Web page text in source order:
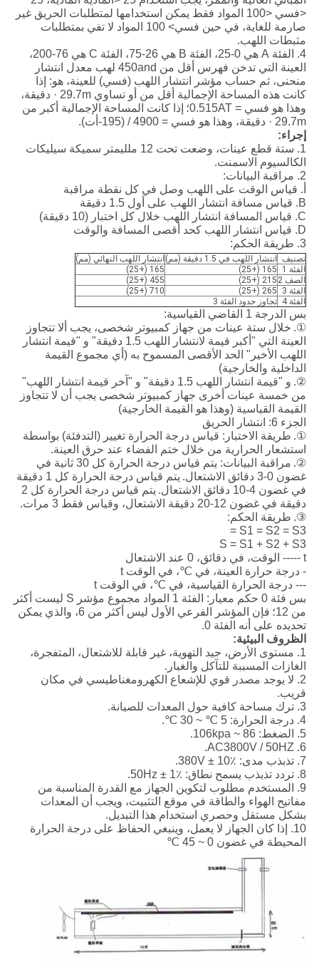
<فسي <100 المواد فقط يمكن استخدامها لمتطلبات الحريق غير
صارمة للغاية، في حين فسي> 100 المواد لا تفي بمتطلبات
مثبطات اللهب.
4. الفئة A هي 0-25، الفئة B هي 26-75، الفئة C هي 76-200،
العينة التي تدخن فهرس أقل من 450and لهب معدل انتشار
منحنى، ثم حساب مؤشر انتشار اللهب (فسي) للعينة، هو: إذا
كانت هذه المساحة الإجمالية أقل من أو تساوي 29.7m · دقيقة،
وهذا هو فسي = 0.515AT؛
إذا كانت المساحة الإجمالية أكبر من
29.7m · دقيقة، وهذا هو فسي = 4900 / (195-أت).
إجراء:
1. ستة قطع عينات، وضعت تحت 12 ملليمتر سميكة سيليكات
الكالسيوم الاسمنت.
2. مراقبة البيانات:
أ. قياس الوقت على اللهب وصل في كل نقطة مراقبة
B. قياس مسافة انتشار اللهب على أول 1.5 دقيقة
C. قياس المسافة انتشار اللهب خلال كل اختبار (10 دقيقة)
D. قياس انتشار اللهب كحد أقصى المسافة والوقت
3. طريقة الحكم:
تصنيف انتشار اللهب في 1.5 دقيقة (مم)
انتشار اللهب النهائي (مم)
الفئة 1
165 (+25)
165 (+25)
الصف 2
215 (+25)
455 (+25)
الفئة 3
265 (+25)
710 (+25)
الفئة 4
تجاوز حدود الفئة 3
بس الدرجة 1 القاضي القياسية:
①. خلال ستة عينات من جهاز كمبيوتر شخصى، يجب ألا تتجاوز
العينة التي "أكبر قيمة لانتشار اللهب 1.5 دقيقة" و "قيمة انتشار
اللهب الأخير" الحد الأقصى المسموح به (أي مجموع القيمة
الداخلية والخارجية)
②.
و "قيمة انتشار اللهب 1.5 دقيقة" و "آخر قيمة انتشار اللهب"
من خمسة عينات أخرى جهاز كمبيوتر شخصى يجب أن لا تتجاوز
القيمة القياسية (وهذا هو القيمة الخارجية)
الجزء 6: انتشار الحريق
①. طريقة الاختبار: قياس درجة الحرارة تغيير (التدفئة) بواسطة
استشعار الحرارية من خلال ختم الفضاء عند حرق العينة.
②.
مراقبة البيانات: يتم قياس درجة الحرارة كل 30 ثانية في
غضون 0-3 دقائق الاشتعال.
يتم قياس درجة الحرارة كل 1 دقيقة
في غضون 4-10 دقائق الاشتعال.
يتم قياس درجة الحرارة كل 2
دقيقة في غضون 12-20 دقيقة الاشتعال، وقياس فقط 3 مرات.
③. طريقة الحكم:
S1 = S2 = S3 =
S = S1 + S2 + S3
t ----- الوقت، في دقائق، 0 عند الاشتعال
- درجة حرارة العينة، في ℃، في الوقت t
--- درجة الحرارة القياسية، في ℃، في الوقت t
بس فئة 0 حكم معيار: الفئة 1 المواد مجموع مؤشر S ليست أكثر
من 12؛
فإن المؤشر الفرعي الأول ليس أكثر من 6، والذي يمكن
تحديده على أنه الفئة 0.
الظروف البيئية:
1. مستوى الأرض، جيد التهوية، غير قابلة للاشتعال، المتفجرة،
الغازات المسببة للتآكل والغبار.
2. لا يوجد مصدر قوي للإشعاع الكهرومغناطيسي في مكان
قريب.
3. ترك مساحة كافية حول المعدات للصيانة.
4. درجة الحرارة: 5 ℃ ~ 30 ℃.
5. الضغط: 86 ~ 106kpa.
6. AC3800V / 50HZ.
7. تذبذب مدى: 380V ± 10٪.
8. تردد تذبذب يسمح نطاق: 50Hz ± 1٪.
9. المستخدم مطلوب لتكوين الجهاز مع القدرة المناسبة من
مفاتيح الهواء والطاقة في موقع التثبيت، ويجب أن المعدات
بشكل مستقل وحصري استخدام هذا التبديل.
10. إذا كان الجهاز لا يعمل، وينبغي الحفاظ على درجة الحرارة
المحيطة في غضون 0 ~ 45 ℃